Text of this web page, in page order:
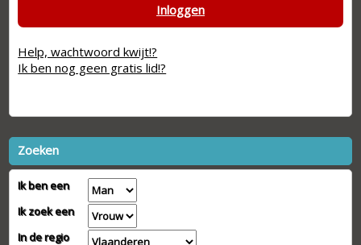
Inloggen
Help, wachtwoord kwijt!?
Ik ben nog geen gratis lid!?
Zoeken
Ik ben een
Ik zoek een
In de regio